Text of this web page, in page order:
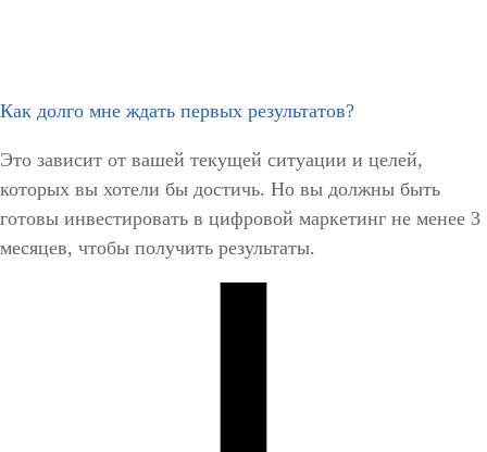
Как долго мне ждать первых результатов?
Это зависит от вашей текущей ситуации и целей,
которых вы хотели бы достичь. Но вы должны быть
готовы инвестировать в цифровой маркетинг не менее 3
месяцев, чтобы получить результаты.